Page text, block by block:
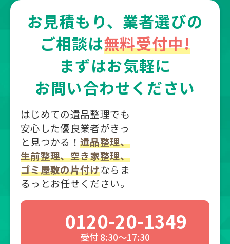
お見積もり、業者選びの
ご相談は無料受付中!
まずはお気軽に
お問い合わせください
はじめての遺品整理でも
安心した優良業者がきっ
と見つかる！遺品整理、
生前整理、空き家整理、
ゴミ屋敷の片付けならま
るっとお任せください。
0120-20-1349
受付 8:30～17:30